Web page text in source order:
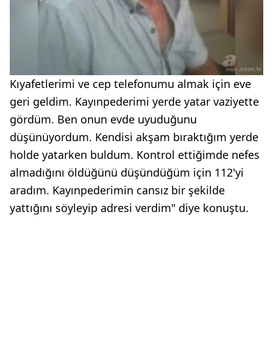
Kıyafetlerimi ve cep telefonumu almak için eve
geri geldim. Kayınpederimi yerde yatar vaziyette
gördüm. Ben onun evde uyuduğunu
düşünüyordum. Kendisi akşam bıraktığım yerde
holde yatarken buldum. Kontrol ettiğimde nefes
almadığını öldüğünü düşündüğüm için 112'yi
aradım. Kayınpederimin cansız bir şekilde
yattığını söyleyip adresi verdim" diye konuştu.